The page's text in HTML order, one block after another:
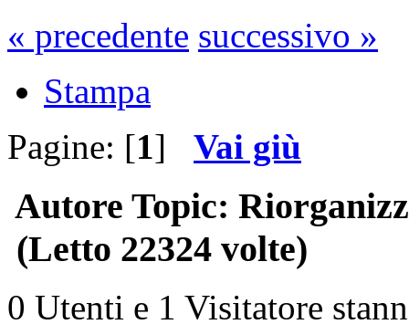
« precedente successivo »
Stampa
Pagine: [1] Vai giù
Autore Topic:
(Letto 22324 volte)
0 Utenti e 1 Visitatore